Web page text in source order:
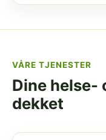
VÅRE TJENESTER
Dine helse-
dekket